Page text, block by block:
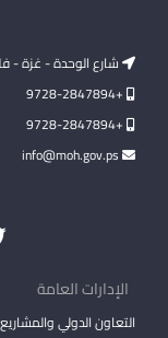
شارع الوحدة - غزة -
+9728-2847894
+9728-2847894
الإدارات العامة
التعاون الدولي والمشاريع